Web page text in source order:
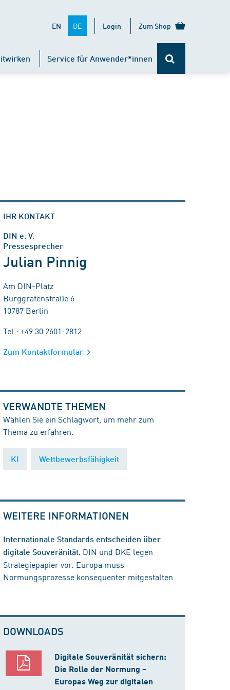
EN DE Login Zum Shop
Service für Anwender*innen
IHR KONTAKT
DIN e. V.
Pressesprecher
Julian Pinnig
Am DIN-Platz
Burggrafenstraße 6
10787 Berlin
Tel.: +49 30 2601-2812
Zum Kontaktformular
VERWANDTE THEMEN
Wählen Sie ein Schlagwort, um mehr zum
Thema zu erfahren:
KI Wettbewerbsfähigkeit
WEITERE INFORMATIONEN
Internationale Standards entscheiden über
digitale Souveränität. DIN und DKE legen
Strategiepapier vor: Europa muss
Normungsprozesse konsequenter mitgestalten
DOWNLOADS
Digitale Souveränität sichern:
Die Rolle der Normung –
Europas Weg zur digitalen